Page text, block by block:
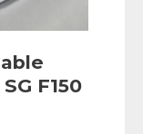
F150